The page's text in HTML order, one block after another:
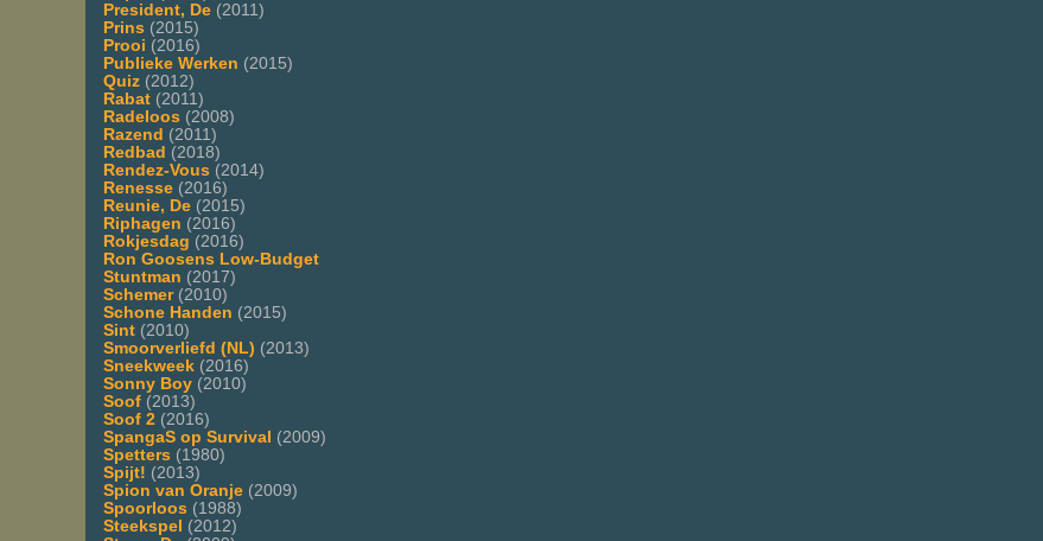
President, De (2011)
Prins (2015)
Prooi (2016)
Publieke Werken (2015)
Quiz (2012)
Rabat (2011)
Radeloos (2008)
Razend (2011)
Redbad (2018)
Rendez-Vous (2014)
Renesse (2016)
Reunie, De (2015)
Riphagen (2016)
Rokjesdag (2016)
Ron Goosens Low-Budget
Stuntman (2017)
Schemer(2010)
Schone Handen (2015)
Sint (2010)
Smoorverliefd (NL) (2013)
Sneekweek (2016)
Sonny Boy (2010)
Soof (2013)
Soof 2 (2016)
SpangaS op Survival (2009)
Spetters (1980)
Spijt! (2013)
Spion van Oranje (2009)
Spoorloos (1988)
Steekspel (2012)